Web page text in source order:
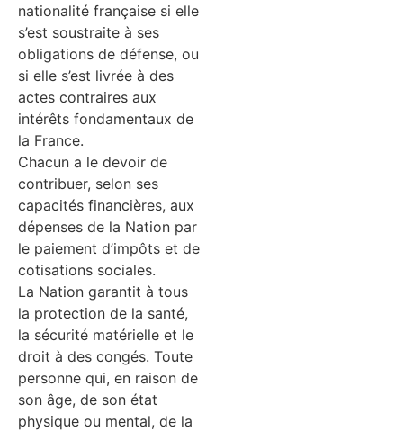
nationalité française si elle
s’est soustraite à ses
obligations de défense, ou
si elle s’est livrée à des
actes contraires aux
intérêts fondamentaux de
la France.
Chacun a le devoir de
contribuer, selon ses
capacités financières, aux
dépenses de la Nation par
le paiement d’impôts et de
cotisations sociales.
La Nation garantit à tous
la protection de la santé,
la sécurité matérielle et le
droit à des congés. Toute
personne qui, en raison de
son âge, de son état
physique ou mental, de la